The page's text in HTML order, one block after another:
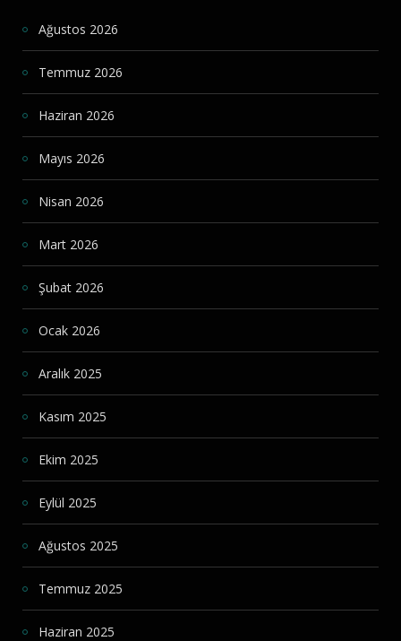
Ağustos 2026
Temmuz 2026
Haziran 2026
Mayıs 2026
Nisan 2026
Mart 2026
Şubat 2026
Ocak 2026
Aralık 2025
Kasım 2025
Ekim 2025
Eylül 2025
Ağustos 2025
Temmuz 2025
Haziran 2025